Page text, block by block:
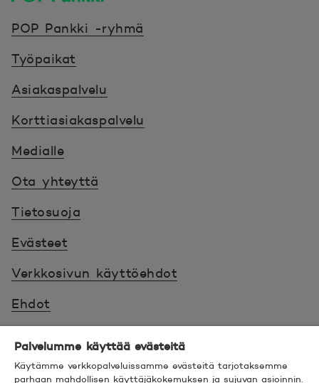
POP Pankki -ryhmä
Työpaikat
Asiakaspalvelu
Korttiasiakaspalvelu
Medialle
Ota yhteyttä
Tietosuoja
Evästeet
Verkkosivun käyttöehdot
Ehdot
Saavutettavuus
Palvelumme käyttää evästeitä
Käytämme verkkopalveluissamme evästeitä tarjotaksemme
parhaan mahdollisen käyttäjäkokemuksen ja sujuvan asioinnin.